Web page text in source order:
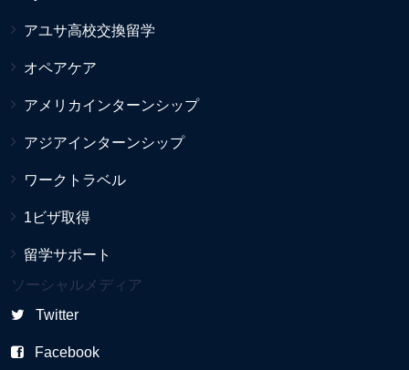
アユサ高校交換留学
オペアケア
アメリカインターンシップ
アジアインターンシップ
ワークトラベル
1ビザ取得
留学サポート
ソーシャルメディア
Twitter
Facebook